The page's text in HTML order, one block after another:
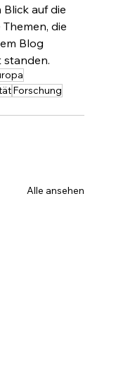
auf die
die
Blog
Forschung
Alle ansehen